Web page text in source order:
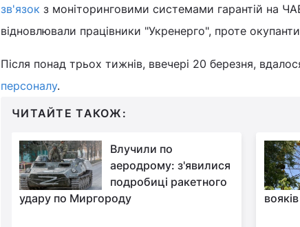
зв'язок з моніторинговими системами гарантій на
відновлювали працівники "Укренерго", проте
Після понад трьох тижнів, ввечері 20 березня,
персоналу.
ЧИТАЙТЕ ТАКОЖ:
Влучили по
аеродрому: з'явилися
подробиці ракетного
удару по Миргороду